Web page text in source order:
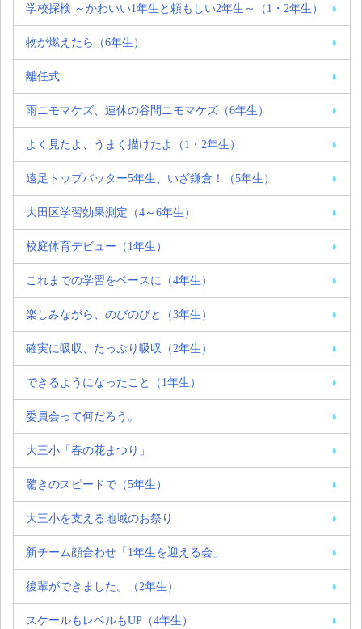
学校探検 ～かわいい1年生と頼もしい2年生～（1・2年生）
物が燃えたら（6年生）
離任式
雨ニモマケズ、連休の谷間ニモマケズ（6年生）
よく見たよ、うまく描けたよ（1・2年生）
遠足トップバッター5年生、いざ鎌倉！（5年生）
大田区学習効果測定（4～6年生）
校庭体育デビュー（1年生）
これまでの学習をベースに（4年生）
楽しみながら、のびのびと（3年生）
確実に吸収、たっぷり吸収（2年生）
できるようになったこと（1年生）
委員会って何だろう。
大三小「春の花まつり」
驚きのスピードで（5年生）
大三小を支える地域のお祭り
新チーム顔合わせ「1年生を迎える会」
後輩ができました。（2年生）
スケールもレベルもUP（4年生）